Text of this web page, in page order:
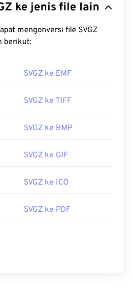
SVGZ ke jenis file lain
mengonversi file SVGZ
berikut:
SVGZ ke EMF
SVGZ ke TIFF
SVGZ ke BMP
SVGZ ke GIF
SVGZ ke ICO
SVGZ ke PDF